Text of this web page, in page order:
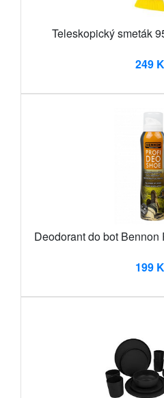
Teleskopický smeták
249
Deodorant do bot
199